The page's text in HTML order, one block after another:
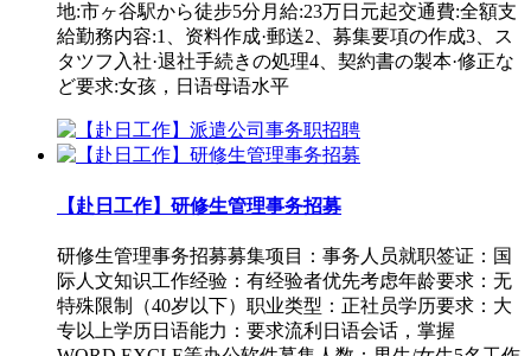
地:市ヶ谷駅から徒步5分月給:23万日元起交通費:全額支
給勤務内容:1、资料作成·郵送2、募集要項の作成3、ス
タツフ入社·退社手続きの処理4、契約書の製本·修正な
ど要求:女孩，日语母语水平
【赴日工作】研修生管理事务招募
研修生管理事务招募募集项目：事务人员就职签证：国
际人文知识工作经验：有经验者优先考虑年龄要求：无
特殊限制（40岁以下）职业类型：正社员学历要求：大
专以上学历日语能力：要求流利日语会话，掌握